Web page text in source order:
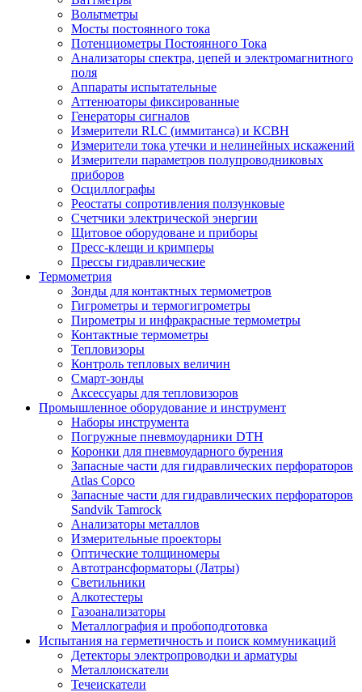
Вольтметры
Мосты постоянного тока
Потенциометры Постоянного Тока
Анализаторы спектра, цепей и электромагнитного
поля
Аппараты испытательные
Аттенюаторы фиксированные
Генераторы сигналов
Измерители RLC (иммитанса) и КСВН
Измерители тока утечки и нелинейных искажений
Измерители параметров полупроводниковых
приборов
Осциллографы
Реостаты сопротивления ползунковые
Счетчики электрической энергии
Щитовое оборудоване и приборы
Пресс-клещи и кримперы
Прессы гидравлические
Термометрия
Зонды для контактных термометров
Гигрометры и термогигрометры
Пирометры и инфракрасные термометры
Контактные термометры
Тепловизоры
Контроль тепловых величин
Смарт-зонды
Аксессуары для тепловизоров
Промышленное оборудование и инструмент
Наборы инструмента
Погружные пневмоударники DTH
Коронки для пневмоударного бурения
Запасные части для гидравлических перфораторов
Atlas Copco
Запасные части для гидравлических перфораторов
Sandvik Tamrock
Анализаторы металлов
Измерительные проекторы
Оптические толщиномеры
Автотрансформаторы (Латры)
Светильники
Алкотестеры
Газоанализаторы
Металлография и пробоподготовка
Испытания на герметичность и поиск коммуникаций
Детекторы электропроводки и арматуры
Металлоискатели
Течеискатели